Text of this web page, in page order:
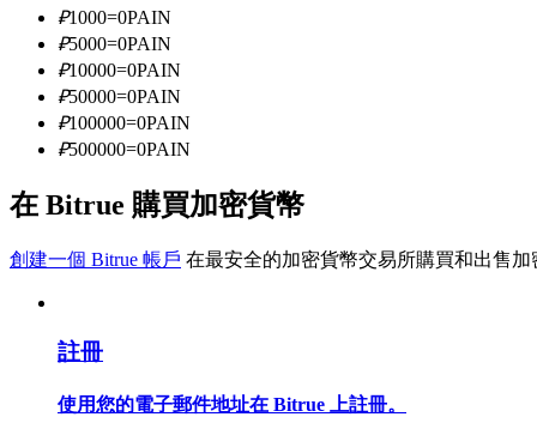
成為跟單交易員
坐享盈利分成和跟單分傭
合約資訊
包含交易情況等的大數據分析
₽1000=0PAIN
₽5000=0PAIN
₽10000=0PAIN
₽50000=0PAIN
₽100000=0PAIN
₽500000=0PAIN
在 Bitrue 購買加密貨幣
創建一個 Bitrue 帳戶 在最安全的加密貨幣交易所購買和出售加
註冊
使用您的電子郵件地址在 Bitrue 上註冊。